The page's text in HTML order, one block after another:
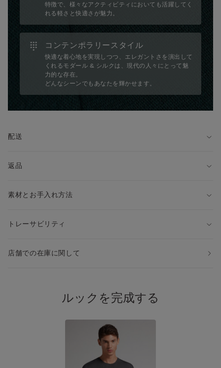
特徴で、様々なアクティビティにおいても活躍してく
れる軽さと快適さが魅力。
コンテンポラリースタイル
快適な着心地を実現しつつ、エレガントさを演出して
くれるモダール & シルクは、現代の人々にとって魅
力的な存在。
どんなシーンでもあなたを輝かせます。
配送
返品
素材とお手入れ方法
トレーサビリティ
店舗での在庫に関して
ルックを完成する